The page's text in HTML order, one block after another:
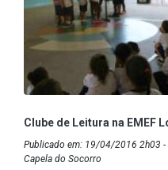
Clube de Leitura na EMEF
Publicado em: 19/04/2016 2h03 -
Capela do Socorro